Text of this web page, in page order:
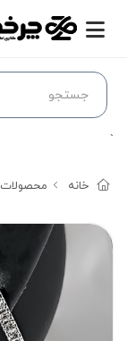
`
خانه محصولات